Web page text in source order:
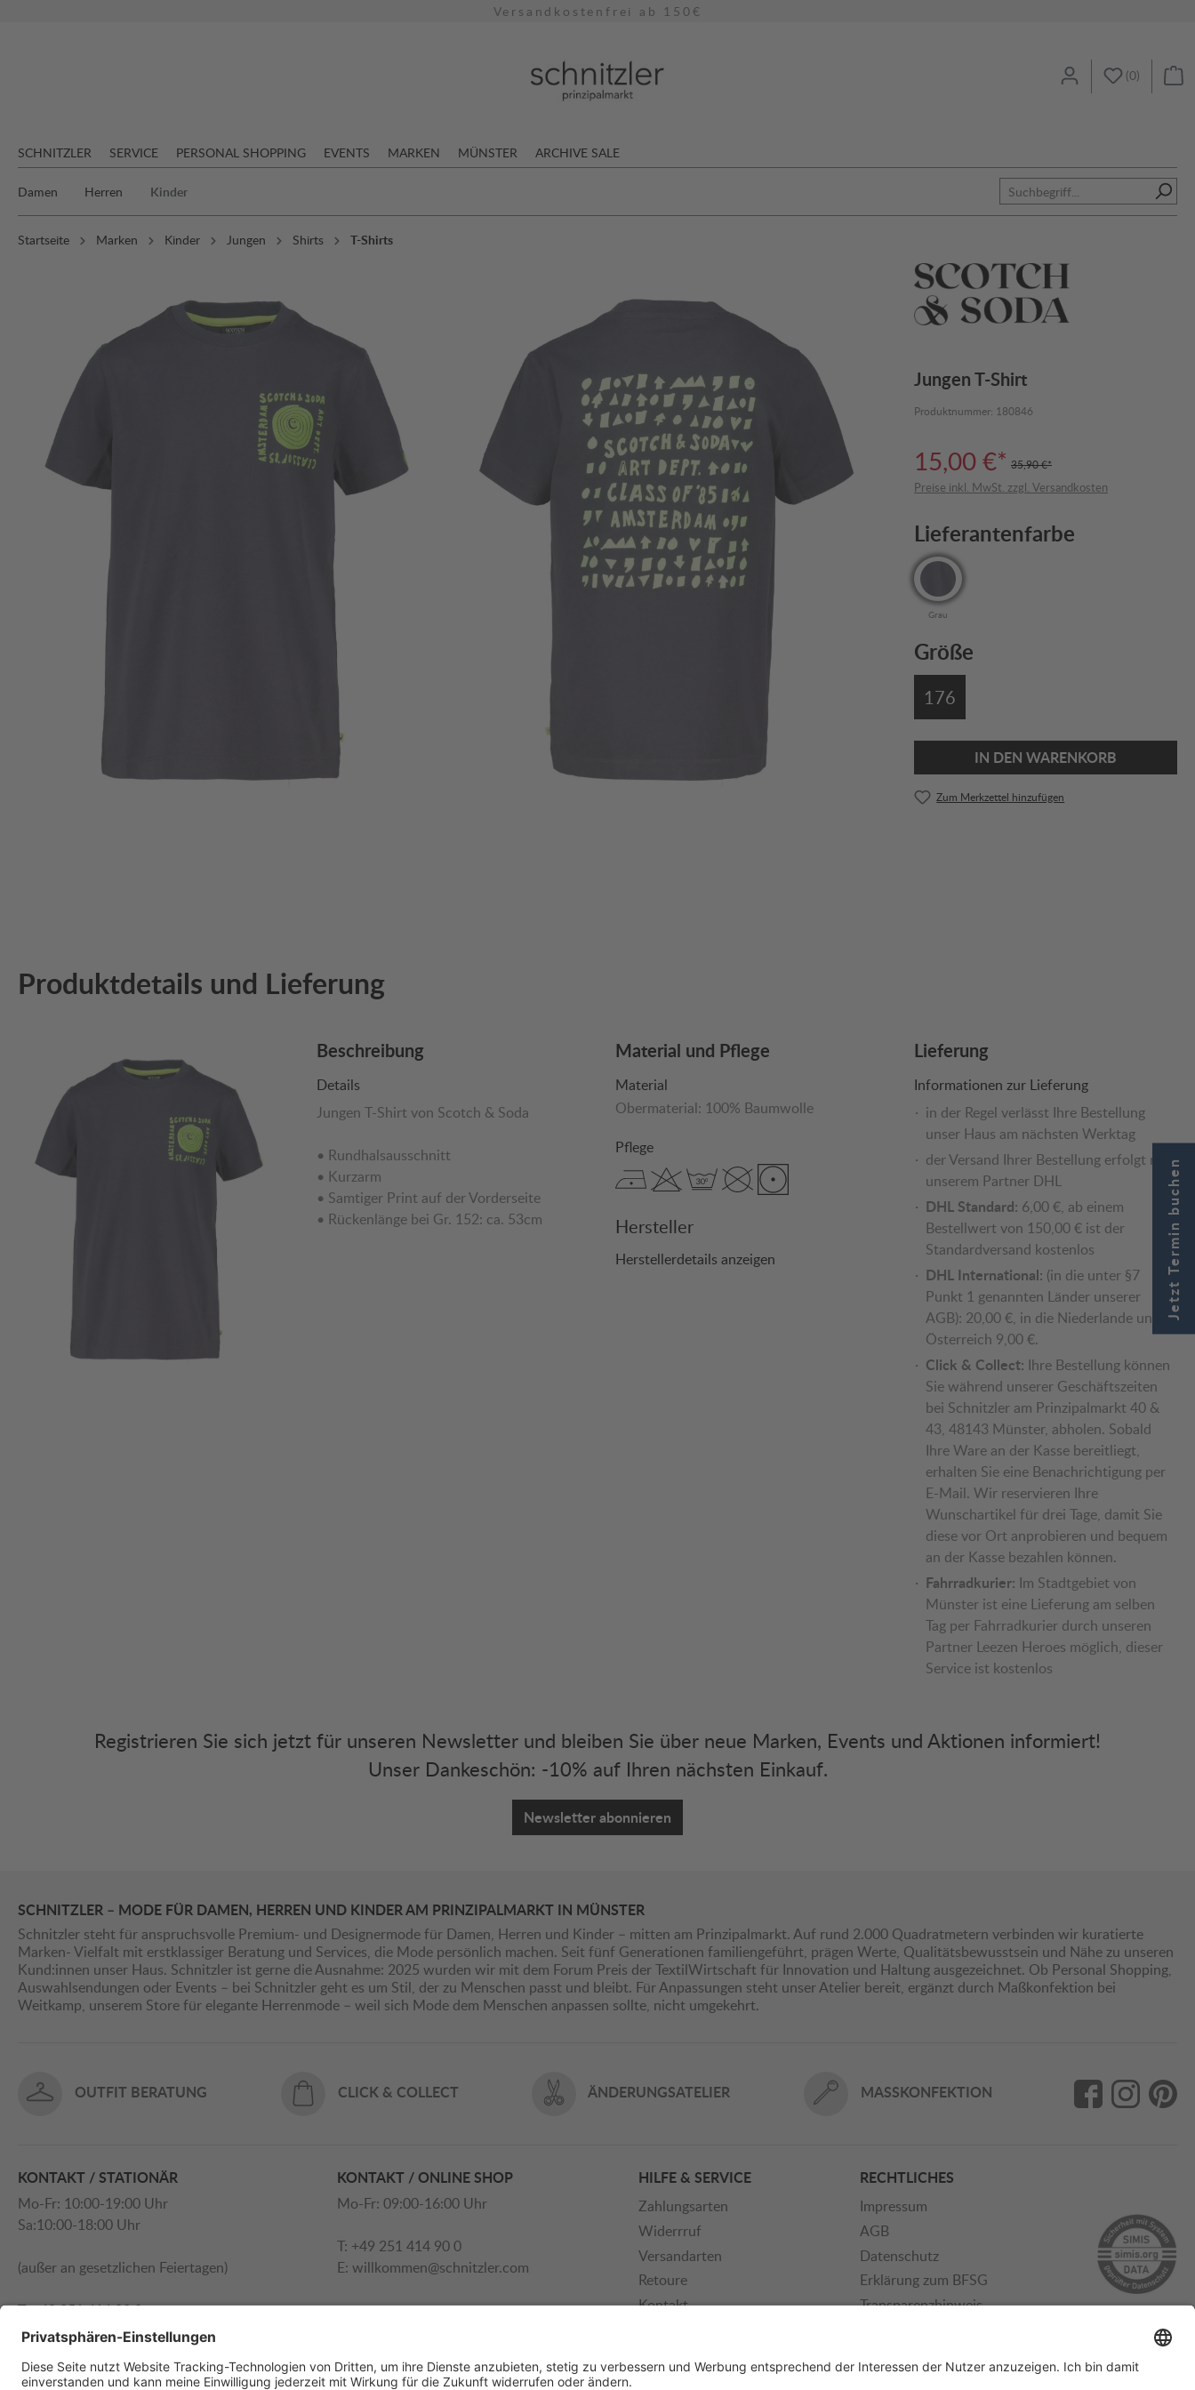
Versandkostenfrei ab 150€
(0)
SCHNITZLER SERVICE PERSONAL SHOPPING EVENTS MARKEN MÜNSTER ARCHIVE SALE
Damen Herren Kinder
Startseite Marken Kinder Jungen Shirts T-Shirts
Jungen T-Shirt
Produktnummer: 180846
15,00 €* 35,90 €*
Preise inkl. MwSt. zzgl. Versandkosten
Lieferantenfarbe
Grau
Größe
176
IN DEN WARENKORB
Zum Merkzettel hinzufügen
Produktdetails und Lieferung
Beschreibung
Details
Jungen T-Shirt von Scotch & Soda
• Rundhalsausschnitt
• Kurzarm
• Samtiger Print auf der Vorderseite
• Rückenlänge bei Gr. 152: ca. 53cm
Material und Pflege
Material
Obermaterial: 100% Baumwolle
Pflege
Hersteller
Herstellerdetails anzeigen
Lieferung
Informationen zur Lieferung
in der Regel verlässt Ihre Bestellung
unser Haus am nächsten Werktag
der Versand Ihrer Bestellung erfolgt mit
unserem Partner DHL
DHL Standard: 6,00 €, ab einem
Bestellwert von 150,00 € ist der
Standardversand kostenlos
DHL International: (in die unter §7
Punkt 1 genannten Länder unserer
AGB): 20,00 €, in die Niederlande und
Österreich 9,00 €.
Click & Collect: Ihre Bestellung können
Sie während unserer Geschäftszeiten
bei Schnitzler am Prinzipalmarkt 40 &
43, 48143 Münster, abholen. Sobald
Ihre Ware an der Kasse bereitliegt,
erhalten Sie eine Benachrichtigung per
E-Mail. Wir reservieren Ihre
Wunschartikel für drei Tage, damit Sie
diese vor Ort anprobieren und bequem
an der Kasse bezahlen können.
Fahrradkurier: Im Stadtgebiet von
Münster ist eine Lieferung am selben
Tag per Fahrradkurier durch unseren
Partner Leezen Heroes möglich, dieser
Service ist kostenlos
Registrieren Sie sich jetzt für unseren Newsletter und bleiben Sie über neue Marken, Events und Aktionen informiert!
Unser Dankeschön: -10% auf Ihren nächsten Einkauf.
Newsletter abonnieren
SCHNITZLER – MODE FÜR DAMEN, HERREN UND KINDER AM PRINZIPALMARKT IN MÜNSTER
Schnitzler steht für anspruchsvolle Premium- und Designermode für Damen, Herren und Kinder – mitten am Prinzipalmarkt. Auf rund 2.000 Quadratmetern verbinden wir kuratierte
Marken- Vielfalt mit erstklassiger Beratung und Services, die Mode persönlich machen. Seit fünf Generationen familiengeführt, prägen Werte, Qualitätsbewusstsein und Nähe zu unseren
Kund:innen unser Haus. Schnitzler ist gerne die Ausnahme: 2025 wurden wir mit dem Forum Preis der TextilWirtschaft für Innovation und Haltung ausgezeichnet. Ob Personal Shopping,
Auswahlsendungen oder Events – bei Schnitzler geht es um Stil, der zu Menschen passt und bleibt. Für Anpassungen steht unser Atelier bereit, ergänzt durch Maßkonfektion bei
Weitkamp, unserem Store für elegante Herrenmode – weil sich Mode dem Menschen anpassen sollte, nicht umgekehrt.
OUTFIT BERATUNG CLICK & COLLECT ÄNDERUNGSATELIER MASSKONFEKTION
KONTAKT / STATIONÄR
Mo-Fr: 10:00-19:00 Uhr
Sa:10:00-18:00 Uhr
(außer an gesetzlichen Feiertagen)
T: +49 251 414 90 0
E:willkommen@schnitzler.com
KONTAKT / ONLINE SHOP
Mo-Fr: 09:00-16:00 Uhr
T: +49 251 414 90 0
E: willkommen@schnitzler.com
HILFE & SERVICE
Zahlungsarten
Widerrruf
Versandarten
Retoure
Kontakt
RECHTLICHES
Impressum
AGB
Datenschutz
Erklärung zum BFSG
Transparenzhinweis
Jetzt Termin buchen